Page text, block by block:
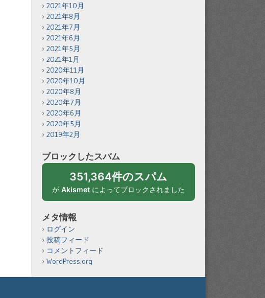
2021年10月
2021年8月
2021年7月
2021年6月
2021年5月
2021年1月
2020年11月
2020年10月
2020年8月
2020年7月
2020年6月
2020年5月
2019年2月
ブロックしたスパム
351,364件のスパム
が Akismet によってブロックされました
メタ情報
ログイン
投稿フィード
コメントフィード
WordPress.org